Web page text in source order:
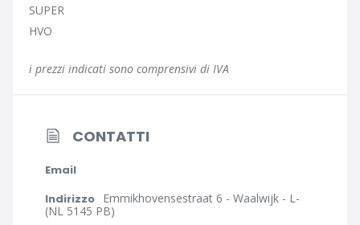
SUPER
HVO
i prezzi indicati sono comprensivi di IVA
CONTATTI
Email
Indirizzo Emmikhovensestraat 6 - Waalwijk - L-
(NL 5145 PB)